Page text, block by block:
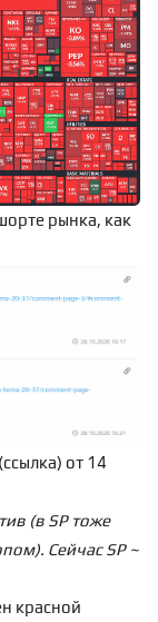
рынка, как
ссылка) от 14
(в SP тоже
Сейчас SP ~
красной